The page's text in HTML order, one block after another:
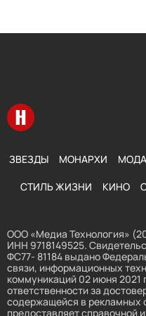
Перейти на главную
ЗВЕЗДЫ МОНАРХИ МОДА
СТИЛЬ ЖИЗНИ КИНО
ООО «Медиа Технология»
ИНН 9718149525.
ФС77- 81184 выдано
связи, информационных
коммуникаций 02 июня 2021
ответственности за
содержащейся в рекламных
предоставляет справочной